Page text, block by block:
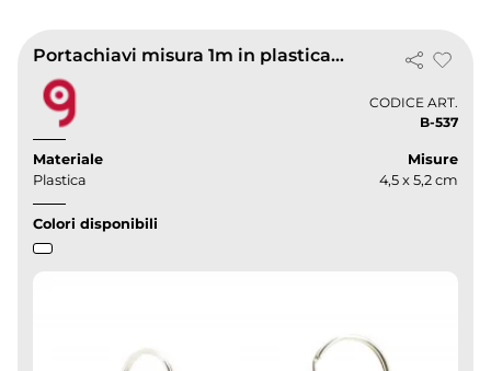
Portachiavi misura 1m in plastica auto-raccolta bianco
CODICE ART.
B-537
Materiale
Plastica
Misure
4,5 x 5,2 cm
Colori disponibili